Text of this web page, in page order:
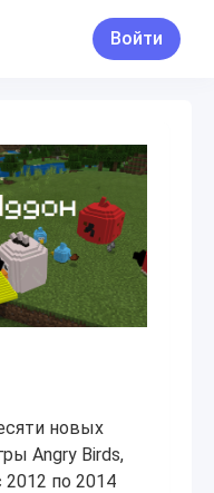
Войти
новых
Angry Birds,
2012 по 2014